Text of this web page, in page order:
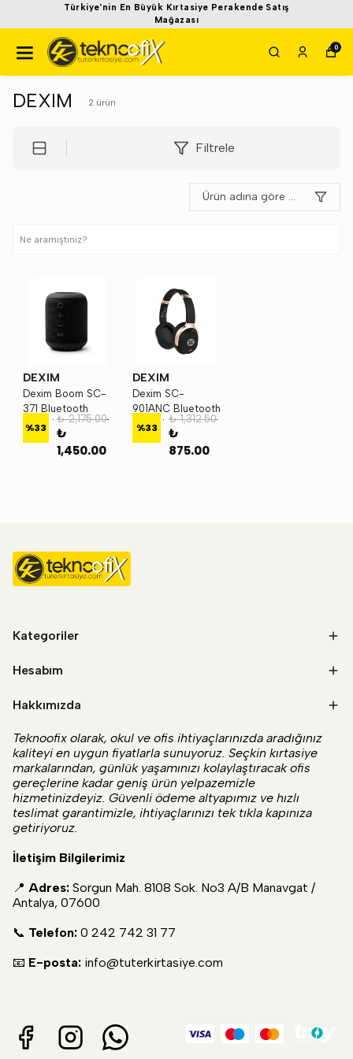
Türkiye'nin En Büyük Kırtasiye Perakende Satış
Mağazası
0
DEXIM 2 ürün
Filtrele
Ürün adına göre A-Z
DEXIM
Dexim Boom SC-
371 Bluetooth
Hoparlör -DBS001
%33
₺ 2,175.00
₺
1,450.00
DEXIM
Dexim SC-
901ANC Bluetooth
Kulaklık - DBT005
%33
₺ 1,312.50
₺
875.00
Kategoriler
Hesabım
Hakkımızda
Teknoofix olarak, okul ve ofis ihtiyaçlarınızda aradığınız
kaliteyi en uygun fiyatlarla sunuyoruz. Seçkin kırtasiye
markalarından, günlük yaşamınızı kolaylaştıracak ofis
gereçlerine kadar geniş ürün yelpazemizle
hizmetinizdeyiz. Güvenli ödeme altyapımız ve hızlı
teslimat garantimizle, ihtiyaçlarınızı tek tıkla kapınıza
getiriyoruz.
İletişim Bilgilerimiz
📍 Adres: Sorgun Mah. 8108 Sok. No3 A/B Manavgat /
Antalya, 07600
📞 Telefon: 0 242 742 31 77
📧 E-posta: info@tuterkirtasiye.com